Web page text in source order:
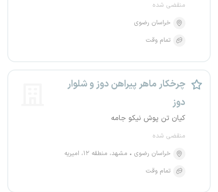
منقضی شده
خراسان رضوی
تمام وقت
چرخکار ماهر پیراهن دوز و شلوار
دوز
کیان تن پوش نیکو جامه
منقضی شده
خراسان رضوی
مشهد، منطقه ۱۲، امیریه
تمام وقت